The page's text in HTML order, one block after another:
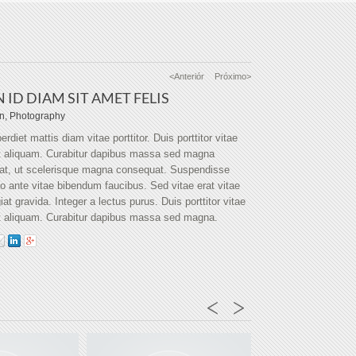
<Anteriór Próximo>
ID DIAM SIT AMET FELIS
Photography
mattis diam vitae porttitor. Duis porttitor vitae
aliquam. Curabitur dapibus massa sed magna
ut scelerisque magna consequat. Suspendisse
ante vitae bibendum faucibus. Sed vitae erat vitae
gravida. Integer a lectus purus. Duis porttitor vitae
aliquam. Curabitur dapibus massa sed magna.